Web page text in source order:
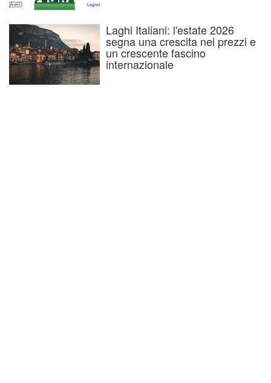
Laghi Italiani: l'estate 2026
segna una crescita nei prezzi e
un crescente fascino
internazionale